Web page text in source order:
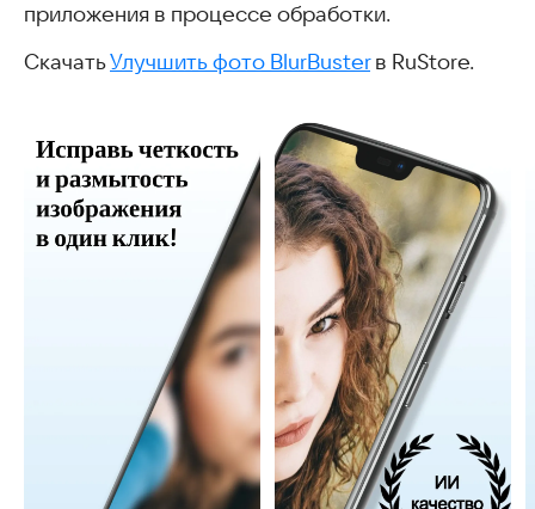
приложения в процессе обработки.
СкачатьУлучшить фото BlurBusterв RuStore.